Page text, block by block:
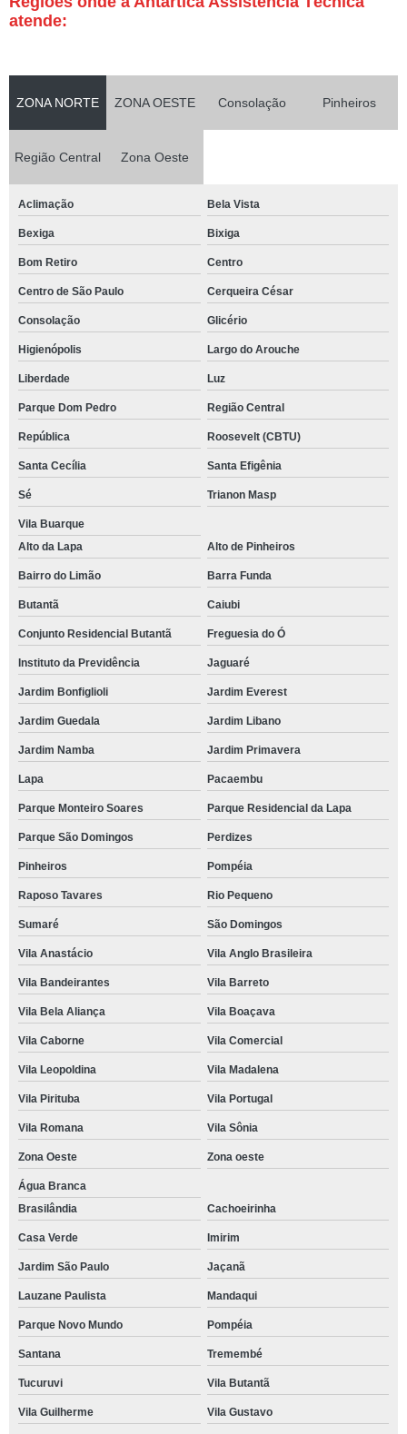
atende:
ZONA NORTE ZONA OESTE Consolação Pinheiros
Região Central Zona Oeste
Aclimação Bela Vista
Bexiga Bixiga
Bom Retiro Centro
Centro de São Paulo Cerqueira César
Consolação Glicério
Higienópolis Largo do Arouche
Liberdade Luz
Parque Dom Pedro Região Central
República Roosevelt (CBTU)
Santa Cecília Santa Efigênia
Sé Trianon Masp
Vila Buarque
Alto da Lapa
Alto de Pinheiros
Bairro do Limão Barra Funda
Butantã Caiubi
Conjunto Residencial Butantã Freguesia do Ó
Instituto da Previdência Jaguaré
Jardim Bonfiglioli Jardim Everest
Jardim Guedala Jardim Libano
Jardim Namba Jardim Primavera
Lapa Pacaembu
Parque Monteiro Soares Parque Residencial da Lapa
Parque São Domingos Perdizes
Pinheiros Pompéia
Raposo Tavares Rio Pequeno
Sumaré São Domingos
Vila Anastácio Vila Anglo Brasileira
Vila Bandeirantes Vila Barreto
Vila Bela Aliança Vila Boaçava
Vila Caborne Vila Comercial
Vila Leopoldina Vila Madalena
Vila Pirituba Vila Portugal
Vila Romana Vila Sônia
Zona Oeste Zona oeste
Água Branca
Brasilândia
Cachoeirinha
Casa Verde Imirim
Jardim São Paulo Jaçanã
Lauzane Paulista Mandaqui
Parque Novo Mundo Pompéia
Santana Tremembé
Tucuruvi Vila Butantã
Vila Guilherme Vila Gustavo